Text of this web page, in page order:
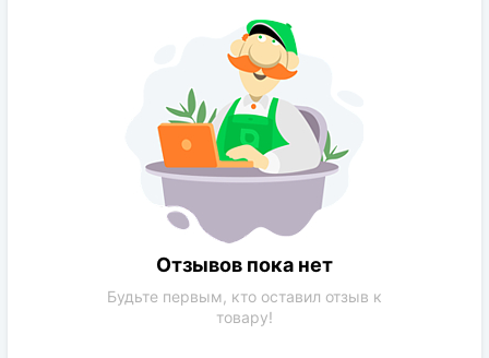
неоднократное, продолжительное
Отзывов пока нет
Будьте первым, кто оставил отзыв к
товару!